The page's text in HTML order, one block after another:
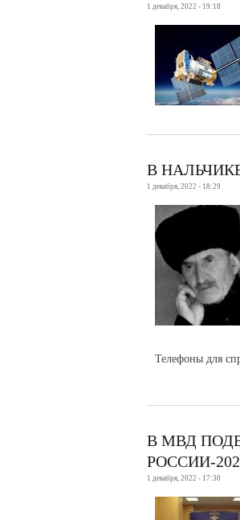
1 декабря, 2022 - 19:18
В
1 декабря, 2022 - 18:29
Телефоны для
В МВД
РОССИИ-
1 декабря, 2022 - 17:30